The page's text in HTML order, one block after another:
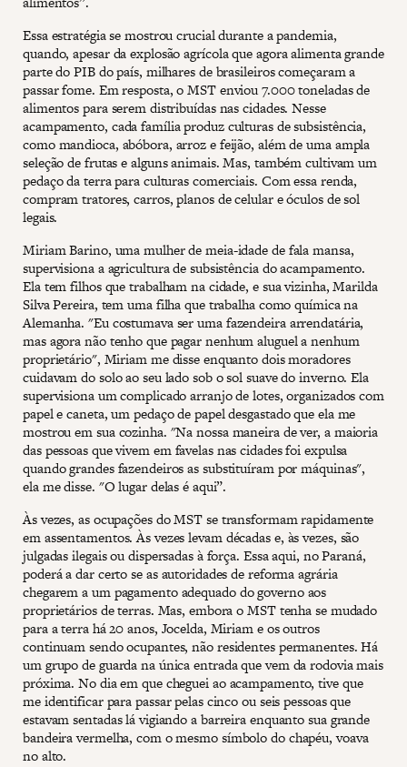
Essa estratégia se mostrou crucial durante a pandemia,
quando, apesar da explosão agrícola que agora alimenta grande
parte do PIB do país, milhares de brasileiros começaram a
passar fome. Em resposta, o MST enviou 7.000 toneladas de
alimentos para serem distribuídas nas cidades. Nesse
acampamento, cada família produz culturas de subsistência,
como mandioca, abóbora, arroz e feijão, além de uma ampla
seleção de frutas e alguns animais. Mas, também cultivam um
pedaço da terra para culturas comerciais. Com essa renda,
compram tratores, carros, planos de celular e óculos de sol
legais.
Miriam Barino, uma mulher de meia-idade de fala mansa,
supervisiona a agricultura de subsistência do acampamento.
Ela tem filhos que trabalham na cidade, e sua vizinha, Marilda
Silva Pereira, tem uma filha que trabalha como química na
Alemanha. "Eu costumava ser uma fazendeira arrendatária,
mas agora não tenho que pagar nenhum aluguel a nenhum
proprietário", Miriam me disse enquanto dois moradores
cuidavam do solo ao seu lado sob o sol suave do inverno. Ela
supervisiona um complicado arranjo de lotes, organizados com
papel e caneta, um pedaço de papel desgastado que ela me
mostrou em sua cozinha. "Na nossa maneira de ver, a maioria
das pessoas que vivem em favelas nas cidades foi expulsa
quando grandes fazendeiros as substituíram por máquinas",
ela me disse. "O lugar delas é aqui”.
Às vezes, as ocupações do MST se transformam rapidamente
em assentamentos. Às vezes levam décadas e, às vezes, são
julgadas ilegais ou dispersadas à força. Essa aqui, no Paraná,
poderá a dar certo se as autoridades de reforma agrária
chegarem a um pagamento adequado do governo aos
proprietários de terras. Mas, embora o MST tenha se mudado
para a terra há 20 anos, Jocelda, Miriam e os outros
continuam sendo ocupantes, não residentes permanentes. Há
um grupo de guarda na única entrada que vem da rodovia mais
próxima. No dia em que cheguei ao acampamento, tive que
me identificar para passar pelas cinco ou seis pessoas que
estavam sentadas lá vigiando a barreira enquanto sua grande
bandeira vermelha, com o mesmo símbolo do chapéu, voava
no alto.